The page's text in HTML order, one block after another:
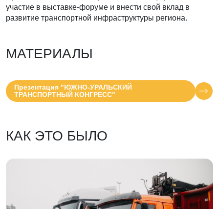
участие в выставке-форуме и внести свой вклад в
развитие транспортной инфраструктуры региона.
МАТЕРИАЛЫ
Презентация "ЮЖНО-УРАЛЬСКИЙ
ТРАНСПОРТНЫЙ КОНГРЕСС"
КАК ЭТО БЫЛО